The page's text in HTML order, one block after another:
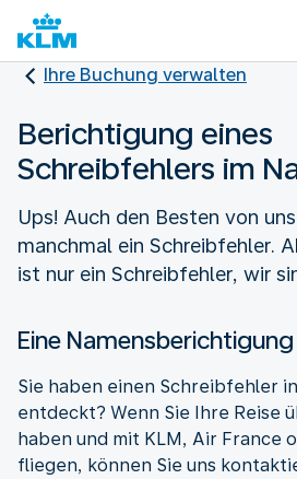
Ihre Buchung verwalten
Berichtigung eines
Schreibfehlers im
Ups! Auch den Besten von
manchmal ein Schreibfehler.
ist nur ein Schreibfehler, wir
Eine
Sie haben einen Schreibfehler
entdeckt? Wenn Sie Ihre Reise
haben und mit KLM, Air France
fliegen, können Sie uns